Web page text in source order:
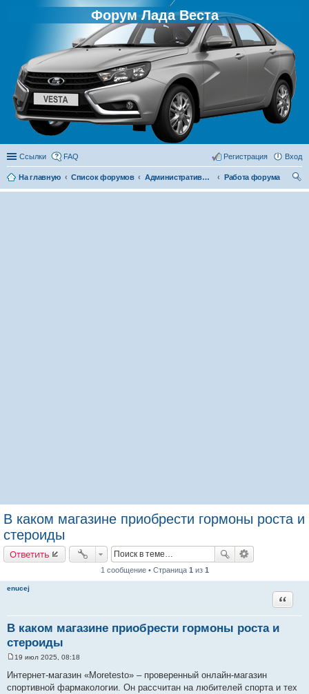
Форум Лада Веста
Ссылки FAQ Вход
Регистрация
На главную Список форумов Административный раздел
Работа форума
ои
В каком магазине приобрести гормоны роста и
стероиды
Ответить
1 сообщение • Страница 1 из 1
enucej
В каком магазине приобрести гормоны роста и
стероиды
Цитата
о
б
19 июл 2025, 08:18
Интернет-магазин «Moretesto» – проверенный онлайн-магазин
спортивной фармакологии. Он рассчитан на любителей спорта и тех